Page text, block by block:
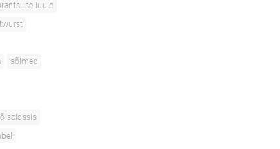
luule
sõlmed